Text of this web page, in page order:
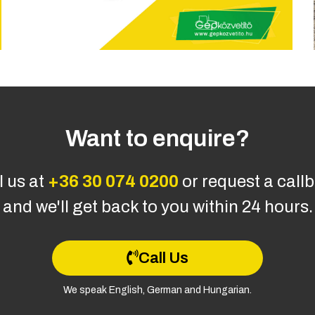
Want to enquire?
us at +36 30 074 0200 or request a
and we'll get back to you within 24 hours.
Call Us
We speak English, German and Hungarian.